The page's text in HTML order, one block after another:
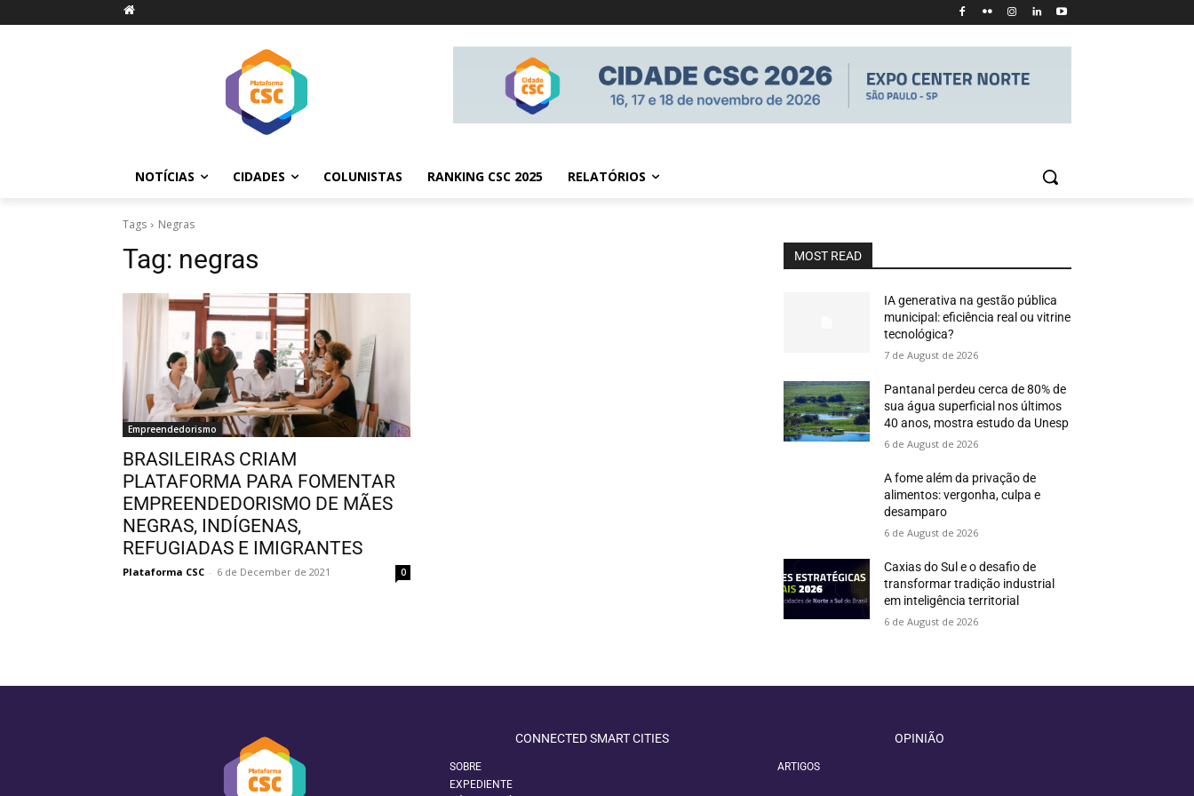
NOTÍCIAS CIDADES COLUNISTAS RANKING CSC 2025 RELATÓRIOS
Tags Negras
Tag: negras
Empreendedorismo
BRASILEIRAS CRIAM
PLATAFORMA PARA FOMENTAR
EMPREENDEDORISMO DE MÃES
NEGRAS, INDÍGENAS,
REFUGIADAS E IMIGRANTES
Plataforma CSC - 6 de December de 2021 0
MOST READ
IA generativa na gestão pública
municipal: eficiência real ou vitrine
tecnológica?
7 de August de 2026
Pantanal perdeu cerca de 80% de
sua água superficial nos últimos
40 anos, mostra estudo da Unesp
6 de August de 2026
A fome além da privação de
alimentos: vergonha, culpa e
desamparo
6 de August de 2026
Caxias do Sul e o desafio de
transformar tradição industrial
em inteligência territorial
6 de August de 2026
CONNECTED SMART CITIES
SOBRE
EXPEDIENTE
OPINIÃO
ARTIGOS